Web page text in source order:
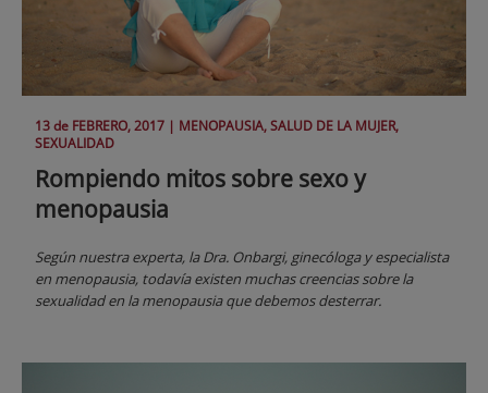
13 de FEBRERO, 2017 | MENOPAUSIA, SALUD DE LA MUJER,
SEXUALIDAD
Rompiendo mitos sobre sexo y
menopausia
Según nuestra experta, la Dra. Onbargi, ginecóloga y especialista
en menopausia, todavía existen muchas creencias sobre la
sexualidad en la menopausia que debemos desterrar.